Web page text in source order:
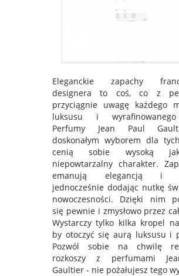
Eleganckie zapachy
designera to coś, co z
przyciągnie uwagę każdego
luksusu i
Perfumy Jean Paul
doskonałym wyborem dla
cenią sobie wysoką
niepowtarzalny charakter.
emanują elegancją i
jednocześnie dodając nutkę
nowoczesności. Dzięki nim
się pewnie i zmysłowo przez
Wystarczy tylko kilka kropel
by otoczyć się aurą luksusu i
Pozwól sobie na chwilę
rozkoszy z perfumami
Gaultier - nie pożałujesz tego